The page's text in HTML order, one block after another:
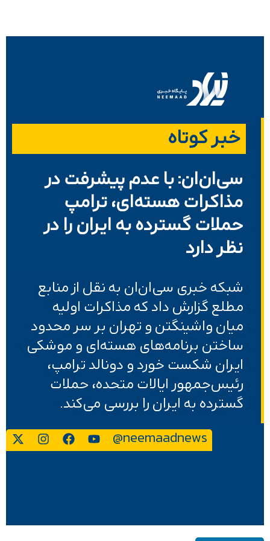
خبر کوتاه
سی‌ان‌ان: با عدم پیشرفت در
مذاکرات هسته‌ای، ترامپ
حملات گسترده به ایران را در
نظر دارد
شبکه خبری سی‌ان‌ان به نقل از منابع
مطلع گزارش داد که مذاکرات اولیه
میان واشینگتن و تهران بر سر محدود
ساختن برنامه‌های هسته‌ای و موشکی
ایران شکست خورد و دونالد ترامپ،
رئیس‌جمهور ایالات متحده، حملات
گسترده به ایران را بررسی می‌کند.
@neemaadnews